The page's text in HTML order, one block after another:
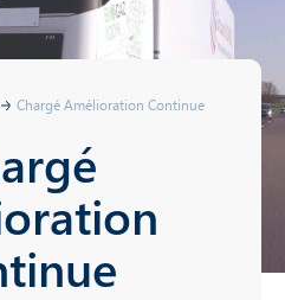
Chargé Amélioration Continue